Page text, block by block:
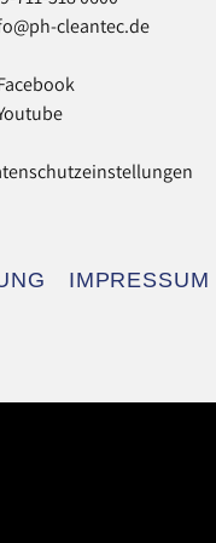
cleantec.de
IMPRESSUM